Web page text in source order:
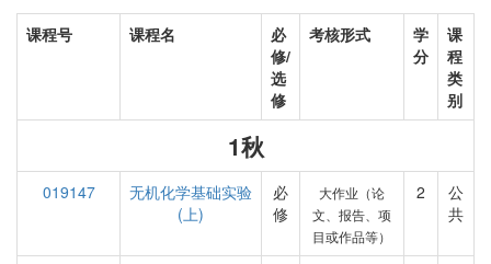
课程号 课程名
必
修/
选
修
考核形式
学
分
课
程
类
别
1秋
019147
无机化学基础实验
(上)
必
修
大作业（论
文、报告、项
目或作品等）
2
公
共